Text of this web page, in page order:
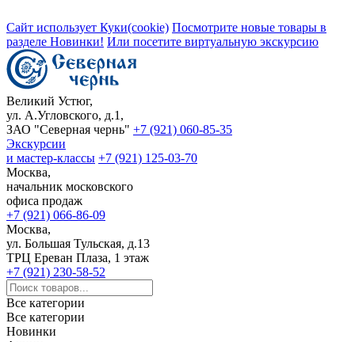
Сайт использует Куки(cookie) Посмотрите новые товары в
разделе Новинки! Или посетите виртуальную экскурсию
Великий Устюг,
ул. А.Угловского, д.1,
ЗАО "Северная чернь" +7 (921) 060-85-35
Экскурсии
и мастер-классы +7 (921) 125-03-70
Москва,
начальник московского
офиса продаж
+7 (921) 066-86-09
Москва,
ул. Большая Тульская, д.13
ТРЦ Ереван Плаза, 1 этаж
+7 (921) 230-58-52
Все категории
Все категории
Новинки